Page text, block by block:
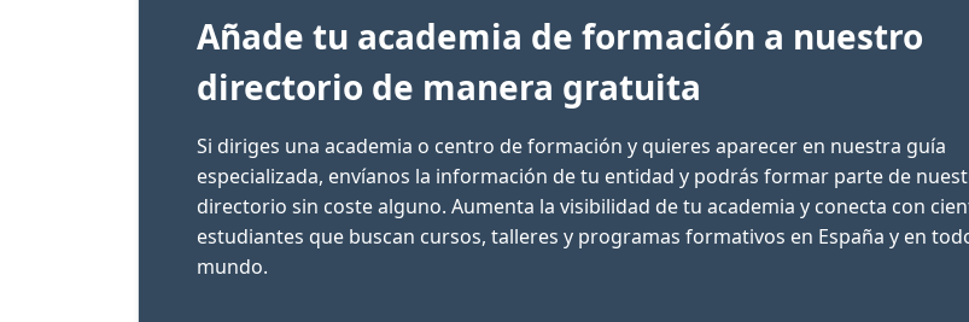
Añade tu academia de formación a nuestro
directorio de manera gratuita
Si diriges una academia o centro de formación y quieres aparecer en nuestra guía
especializada, envíanos la información de tu entidad y podrás formar parte de
directorio sin coste alguno. Aumenta la visibilidad de tu academia y conecta con
estudiantes que buscan cursos, talleres y programas formativos en España y en
mundo.